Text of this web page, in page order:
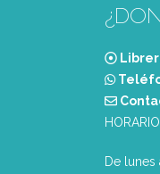
De lunes